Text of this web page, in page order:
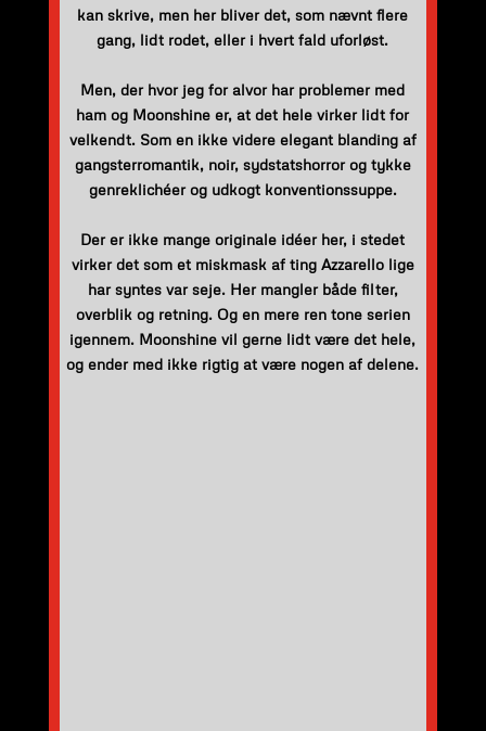
kan skrive, men her bliver det, som nævnt flere
gang, lidt rodet, eller i hvert fald uforløst.
Men, der hvor jeg for alvor har problemer med
ham og Moonshine er, at det hele virker lidt for
velkendt. Som en ikke videre elegant blanding af
gangsterromantik, noir, sydstatshorror og tykke
genreklichéer og udkogt konventionssuppe.
Der er ikke mange originale idéer her, i stedet
virker det som et miskmask af ting Azzarello lige
har syntes var seje. Her mangler både filter,
overblik og retning. Og en mere ren tone serien
igennem. Moonshine vil gerne lidt være det hele,
og ender med ikke rigtig at være nogen af delene.